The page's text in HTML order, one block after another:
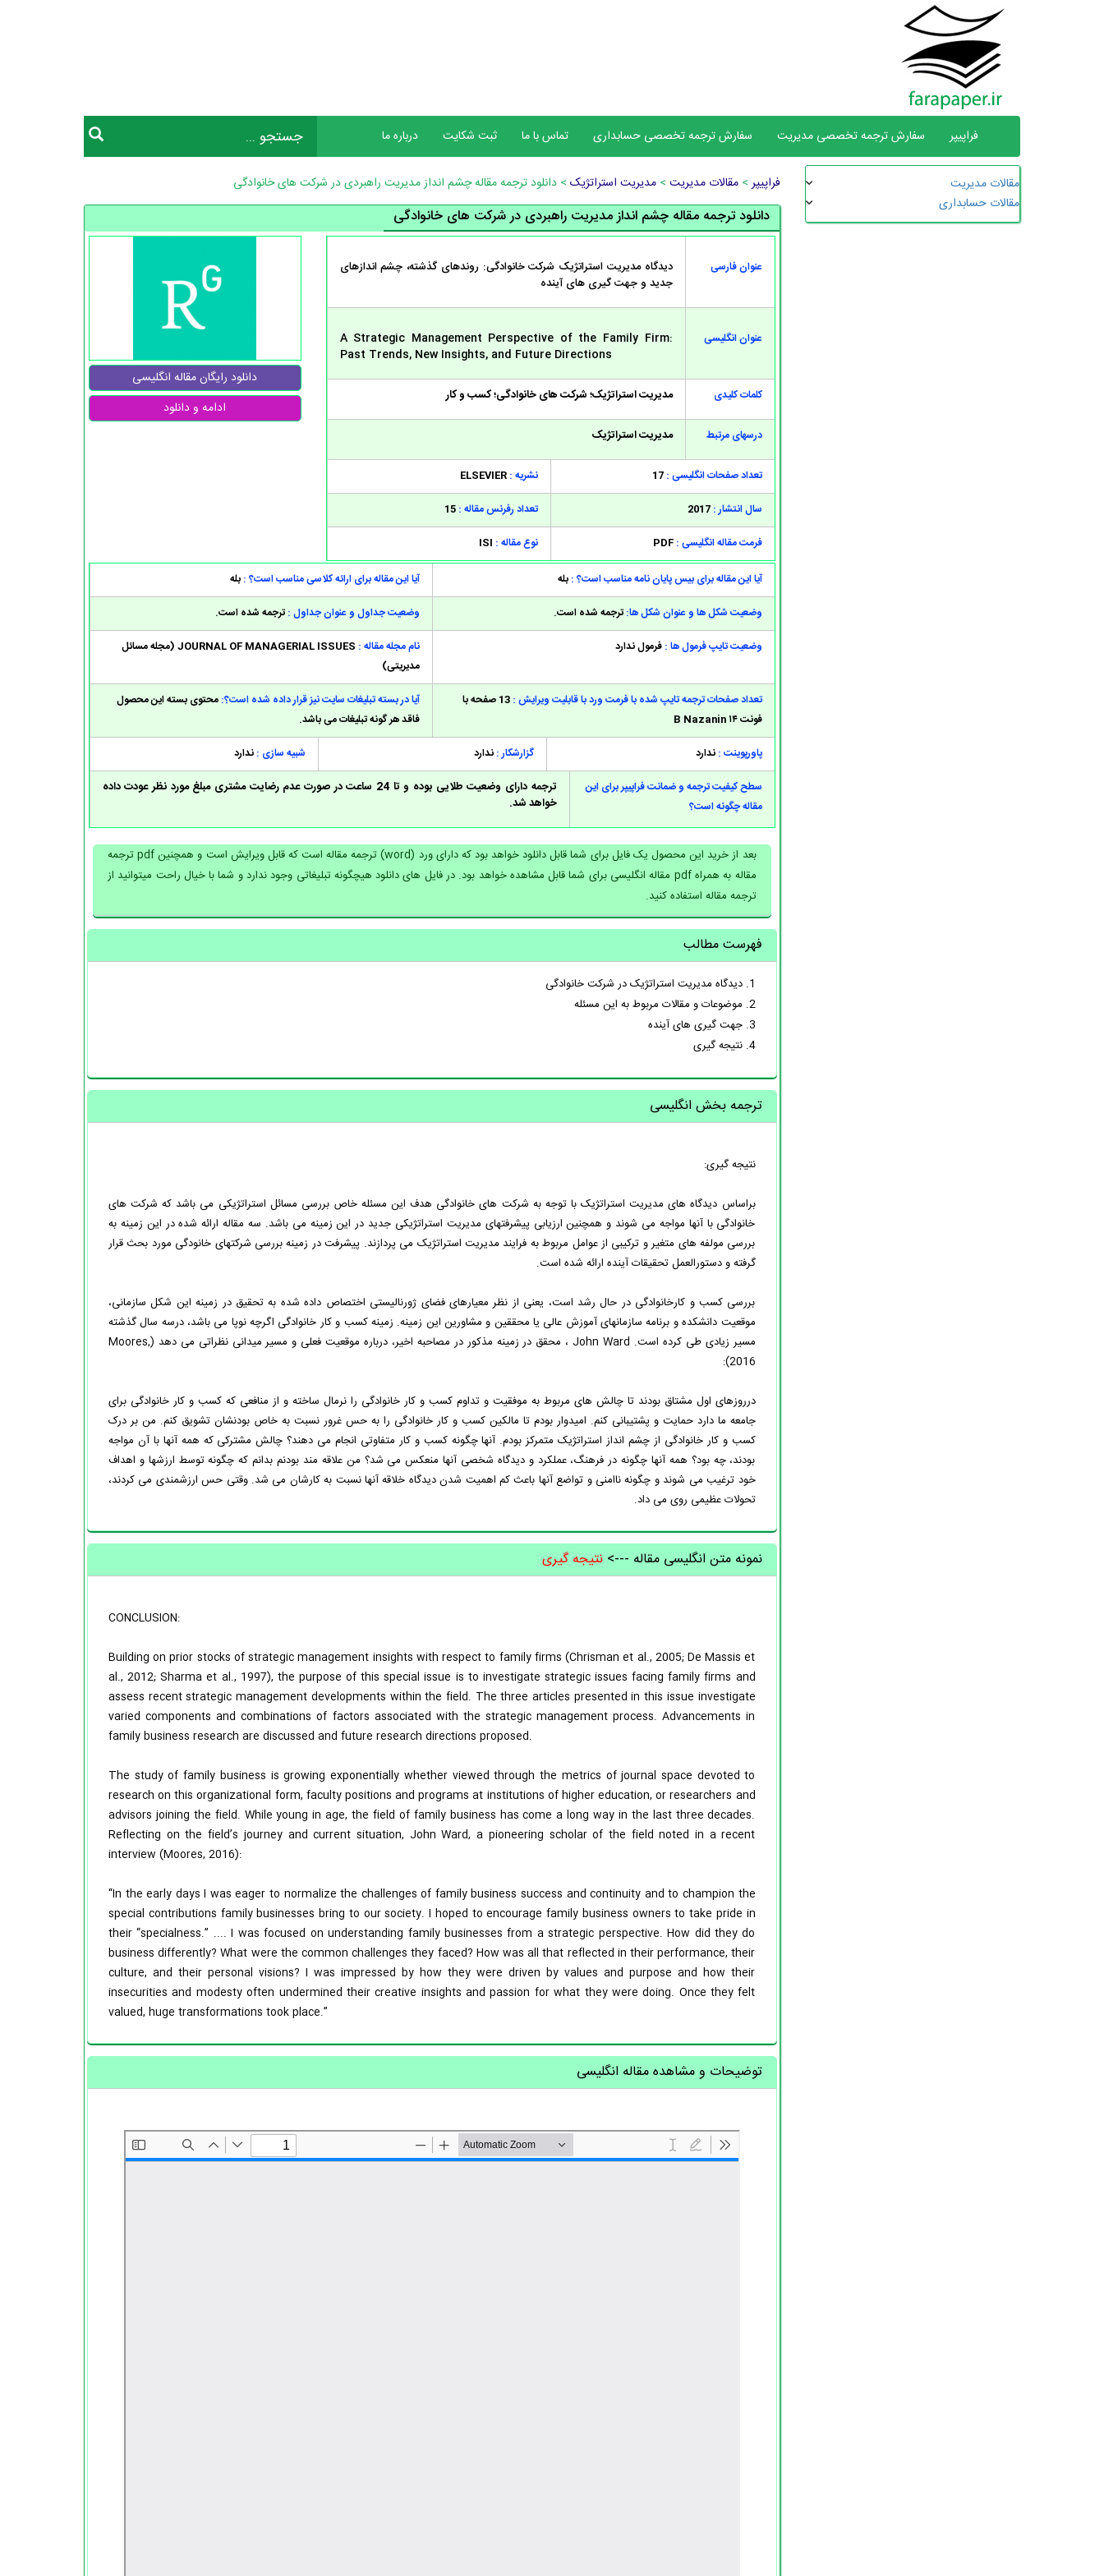
فراپیپر سفارش ترجمه تخصصی مدیریت سفارش ترجمه تخصصی حسابداری تماس با ما ثبت شکایت درباره ما
فراپیپر>مقالات مدیریت >مدیریت استراتژیک > دانلود ترجمه مقاله چشم انداز مدیریت راهبردی در شرکت های خانوادگی
دانلود ترجمه مقاله چشم انداز مدیریت راهبردی در شرکت های خانوادگی
عنوان فارسی
دیدگاه مدیریت استراتژیک شرکت خانوادگی: روندهای گذشته، چشم اندازهای
جدید و جهت گیری های آینده
عنوان انگلیسی
A Strategic Management Perspective of the Family Firm:
Past Trends, New Insights, and Future Directions
کلمات کلیدی مدیریت استراتژیک؛ شرکت های خانوادگی؛ کسب و کار
درسهای مرتبط مدیریت استراتژیک
تعداد صفحات انگلیسی : 17 نشریه : ELSEVIER
سال انتشار : 2017 تعداد رفرنس مقاله : 15
فرمت مقاله انگلیسی : PDF نوع مقاله : ISI
دانلود رایگان مقاله انگلیسی
ادامه و دانلود
آیا این مقاله برای بیس پایان نامه مناسب است؟ : بله آیا این مقاله برای ارائه کلاسی مناسب است؟ : بله
وضعیت شکل ها و عنوان شکل ها: ترجمه شده است. وضعیت جداول و عنوان جداول : ترجمه شده است.
وضعیت تایپ فرمول ها : فرمول ندارد نام مجله مقاله :
JOURNAL OF MANAGERIAL ISSUES (مجله مسائل
مدیریتی)
تعداد صفحات ترجمه تایپ شده با فرمت ورد با قابلیت ویرایش :
13 صفحه با
فونت ۱۴ B Nazanin
آیا در بسته تبلیغات سایت نیز قرار داده شده است؟: محتوی بسته این محصول
فاقد هر گونه تبلیغات می باشد.
پاورپوینت : ندارد گزارشکار : ندارد شبیه سازی : ندارد
سطح کیفیت ترجمه و ضمانت فراپیپر برای این
مقاله چگونه است؟
ترجمه دارای وضعیت طلایی بوده و تا 24 ساعت در صورت عدم رضایت مشتری مبلغ مورد نظر عودت داده
خواهد شد.
بعد از خرید این محصول یک فایل برای شما قابل دانلود خواهد بود که دارای ورد (word) ترجمه مقاله است که قابل ویرایش است و همچنین pdf ترجمه
مقاله به همراه pdf مقاله انگلیسی برای شما قابل مشاهده خواهد بود. در فایل های دانلود هیچگونه تبلیغاتی وجود ندارد و شما با خیال راحت میتوانید از
ترجمه مقاله استفاده کنید.
فهرست مطالب
1. دیدگاه مدیریت استراتژیک در شرکت خانوادگی
2. موضوعات و مقالات مربوط به این مسئله
3. جهت گیری های آینده
4. نتیجه گیری
ترجمه بخش انگلیسی
نتیجه گیری:
براساس دیدگاه های مدیریت استراتژیک با توجه به شرکت های خانوادگی هدف این مسئله خاص بررسی مسائل استراتژیکی می باشد که شرکت های
خانوادگی با آنها مواجه می شوند و همچنین ارزیابی پیشرفتهای مدیریت استراتژیکی جدید در این زمینه می باشد. سه مقاله ارائه شده در این زمینه به
بررسی مولفه های متغیر و ترکیبی از عوامل مربوط به فرایند مدیریت استراتژیک می پردازند. پیشرفت در زمینه بررسی شرکتهای خانودگی مورد بحث قرار
گرفته و دستورالعمل تحقیقات آینده ارائه شده است.
بررسی کسب و کارخانوادگی در حال رشد است، یعنی از نظر معیارهای فضای ژورنالیستی اختصاص داده شده به تحقیق در زمینه این شکل سازمانی،
موقعیت دانشکده و برنامه سازمانهای آموزش عالی یا محققین و مشاورین این زمینه. زمینه کسب و کار خانوادگی اگرچه نوپا می باشد، درسه سال گذشته
مسیر زیادی طی کرده است. John Ward ، محقق در زمینه مذکور در مصاحبه اخیر، درباره موقعیت فعلی و مسیر میدانی نظراتی می دهد (Moores,
2016):
درروزهای اول مشتاق بودند تا چالش های مربوط به موفقیت و تداوم کسب و کار خانوادگی را نرمال ساخته و از منافعی که کسب و کار خانوادگی برای
جامعه ما دارد حمایت و پشتیبانی کنم. امیدوار بودم تا مالکین کسب و کار خانوادگی را به حس غرور نسبت به خاص بودنشان تشویق کنم. من بر درک
کسب و کار خانوادگی از چشم انداز استراتژیک متمرکز بودم. آنها چگونه کسب و کار متفاوتی انجام می دهند؟ چالش مشترکی که همه آنها با آن مواجه
بودند، چه بود؟ همه آنها چگونه در فرهنگ، عملکرد و دیدگاه شخصی آنها منعکس می شد؟ من علاقه مند بودنم بدانم که چگونه توسط ارزشها و اهداف
خود ترغیب می شوند و چگونه ناامنی و تواضع آنها باعث کم اهمیت شدن دیدگاه خلاقه آنها نسبت به کارشان می شد. وقتی حس ارزشمندی می کردند،
تحولات عظیمی روی می داد.
نمونه متن انگلیسی مقاله --->نتیجه گیری
CONCLUSION:
Building on prior stocks of strategic management insights with respect to family firms (Chrisman et al., 2005; De Massis et
al., 2012; Sharma et al., 1997), the purpose of this special issue is to investigate strategic issues facing family firms and
assess recent strategic management developments within the field. The three articles presented in this issue investigate
varied components and combinations of factors associated with the strategic management process. Advancements in
family business research are discussed and future research directions proposed.
The study of family business is growing exponentially whether viewed through the metrics of journal space devoted to
research on this organizational form, faculty positions and programs at institutions of higher education, or researchers and
advisors joining the field. While young in age, the field of family business has come a long way in the last three decades.
Reflecting on the field’s journey and current situation, John Ward, a pioneering scholar of the field noted in a recent
interview (Moores, 2016):
“In the early days I was eager to normalize the challenges of family business success and continuity and to champion the
special contributions family businesses bring to our society. I hoped to encourage family business owners to take pride in
their “specialness.” .... I was focused on understanding family businesses from a strategic perspective. How did they do
business differently? What were the common challenges they faced? How was all that reflected in their performance, their
culture, and their personal visions? I was impressed by how they were driven by values and purpose and how their
insecurities and modesty often undermined their creative insights and passion for what they were doing. Once they felt
valued, huge transformations took place.”
توضیحات و مشاهده مقاله انگلیسی
مقالات مدیریت
مقالات حسابداری